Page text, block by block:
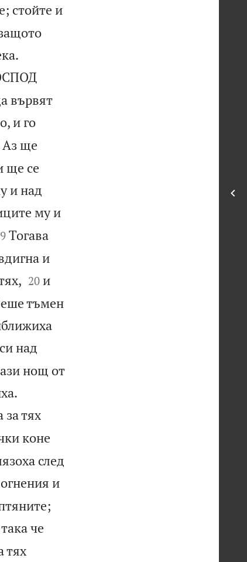
стойте и

вървят
и го
ще
ще се
и над
му и
Тогава
и

20 и
тъмен
над
нощ от

тях
коне
след
и

че
тях